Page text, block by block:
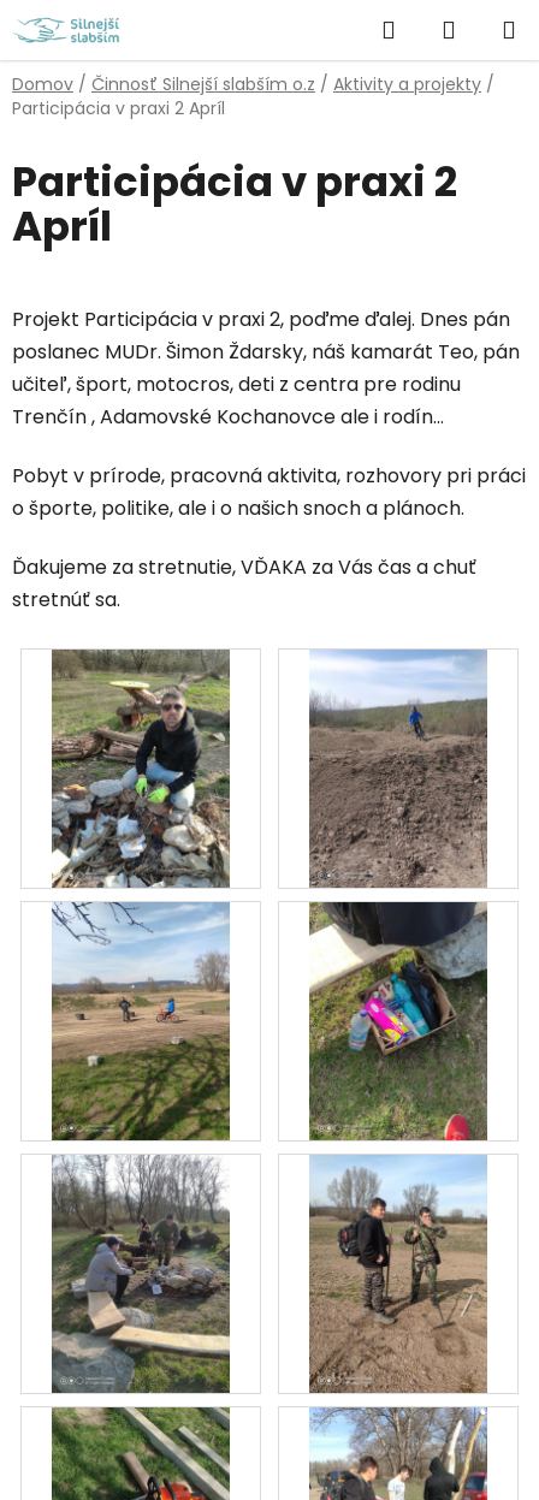
Prejsť
na
obsah
Hľadať
KOŠÍK
Domov / Činnosť Silnejší slabším o.z / Aktivity a projekty /
Participácia v praxi 2 Apríl
Participácia v praxi 2
Apríl
Projekt Participácia v praxi 2, poďme ďalej. Dnes pán
poslanec MUDr. Šimon Ždarsky, náš kamarát Teo, pán
učiteľ, šport, motocros, deti z centra pre rodinu
Trenčín , Adamovské Kochanovce ale i rodín...
Pobyt v prírode, pracovná aktivita, rozhovory pri práci
o športe, politike, ale i o našich snoch a plánoch.
Ďakujeme za stretnutie, VĎAKA za Vás čas a chuť
stretnúť sa.